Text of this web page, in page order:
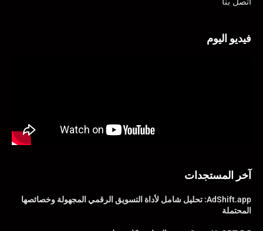
فيديو اليوم
آخر المستجدات
AdShift.app: تحليل شامل لأداة التسويق الرقمي المجهولة وخصائصها
المحتملة